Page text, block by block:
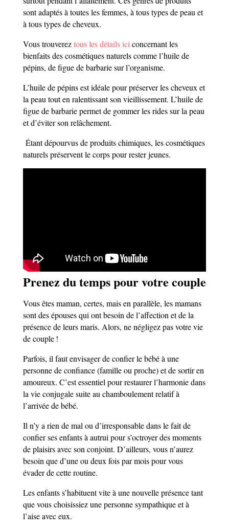
sont adaptés à toutes les femmes, à tous types de peau et
à tous types de cheveux.
Vous trouvereztous les détails ici concernant les
bienfaits des cosmétiques naturels comme l’huile de
pépins, de figue de barbarie sur l’organisme.
L’huile de pépins est idéale pour préserver les cheveux et
la peau tout en ralentissant son vieillissement. L’huile de
figue de barbarie permet de gommer les rides sur la peau
et d’éviter son relâchement.
Étant dépourvus de produits chimiques, les cosmétiques
naturels préservent le corps pour rester jeunes.
Prenez du temps pour votre couple
Vous êtes maman, certes, mais en parallèle, les mamans
sont des épouses qui ont besoin de l’affection et de la
présence de leurs maris. Alors, ne négligez pas votre vie
de couple !
Parfois, il faut envisager de confier le bébé à une
personne de confiance (famille ou proche) et de sortir en
amoureux. C’est essentiel pour restaurer l’harmonie dans
la vie conjugale suite au chamboulement relatif à
l’arrivée de bébé.
Il n’y a rien de mal ou d’irresponsable dans le fait de
confier ses enfants à autrui pour s’octroyer des moments
de plaisirs avec son conjoint. D’ailleurs, vous n’aurez
besoin que d’une ou deux fois par mois pour vous
évader de cette routine.
Les enfants s’habituent vite à une nouvelle présence tant
que vous choisissiez une personne sympathique et à
l’aise avec eux.